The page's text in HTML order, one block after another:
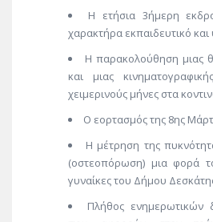
Η ετήσια 3ήμερη
χαρακτήρα εκπαιδευτικό
Η παρακολούθηση μιας
και μιας
χειμερινούς μήνες στα
Ο εορτασμός της 8ης
Η μέτρηση της
(οστεοπόρωση) μια φορά
γυναίκες του Δήμου
Πλήθος ενημερωτικών